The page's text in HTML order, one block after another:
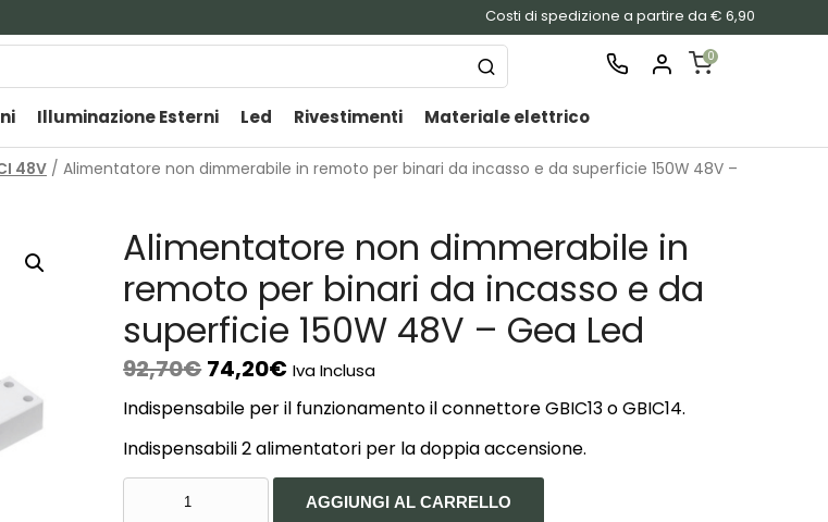
Costi di spedizione a partire da € 6,90
0
CART
Illuminazione Esterni Led Rivestimenti Materiale elettrico
48V / Alimentatore non dimmerabile in remoto per binari da incasso e da superficie 150W 48V –
Alimentatore non dimmerabile in
remoto per binari da incasso e da
superficie 150W 48V – Gea Led
92,70€ 74,20€ Iva Inclusa
Indispensabile per il funzionamento il connettore GBIC13 o GBIC14.
Indispensabili 2 alimentatori per la doppia accensione.
AGGIUNGI AL CARRELLO